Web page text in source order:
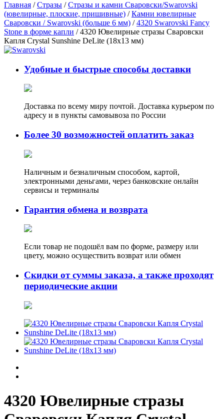
Главная /Стразы /Стразы и камни Сваровски/Swarovski
(ювелирные, плоские, пришивные) /Камни ювелирные
Сваровски / Swarovski (больше 6 мм) /4320 Swarovski Fancy
Stone в форме капли / 4320 Ювелирные стразы Сваровски
Капля Crystal Sunshine DeLite (18х13 мм)
Удобные и быстрые способы доставки
Доставка по всему миру почтой. Доставка курьером по
адресу и в пункты самовывоза по России
Более 30 возможностей оплатить заказ
Наличным и безналичным способом, картой,
электронными деньгами, через банковские онлайн
сервисы и терминалы
Гарантия обмена и возврата
Если товар не подошёл вам по форме, размеру или
цвету, можно осуществить возврат или обмен
Скидки от суммы заказа, а также проходят
периодические акции
4320 Ювелирные стразы